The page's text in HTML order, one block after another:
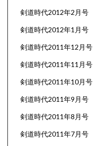
剣道時代2012年2月号
剣道時代2012年1月号
剣道時代2011年12月号
剣道時代2011年11月号
剣道時代2011年10月号
剣道時代2011年9月号
剣道時代2011年8月号
剣道時代2011年7月号